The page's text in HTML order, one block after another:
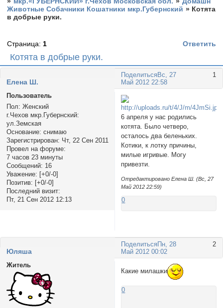
Животные Собачники Кошатники мкр.Губернский » Котята
в добрые руки.
Котята в добрые руки.
Страница: 1 Ответить
Поделиться 1
Вс, 27
Май 2012 22:58
Елена Ш.
Пользователь
Пол: Женский
г.Чехов мкр.Губернский:
ул.Земская
Основание: снимаю
Зарегистрирован: Чт, 22 Сен 2011
Провел на форуме:
7 часов 23 минуты
Сообщений: 16
Уважение: [+0/-0]
Позитив: [+0/-0]
Последний визит:
Пт, 21 Сен 2012 12:13
6 апреля у нас родились
котята. Было четверо,
осталось два беленьких.
Котики, к лотку причины,
милые игривые. Могу
привезти.
Отредактировано Елена Ш. (Вс, 27
Май 2012 22:59)
0
Поделиться 2
Пн, 28
Май 2012 00:02
Юляша
Житель
Какие милашки
0